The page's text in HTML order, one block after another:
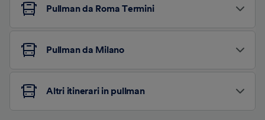
Pullman da Roma Termini
Pullman da Milano
Altri itinerari in pullman